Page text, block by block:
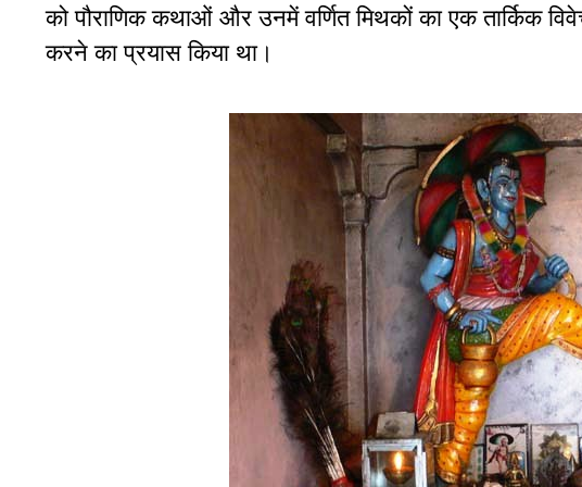
को पौराणिक कथाओं और उनमें वर्णित मिथकों का एक तार्किक
करने का प्रयास किया था।